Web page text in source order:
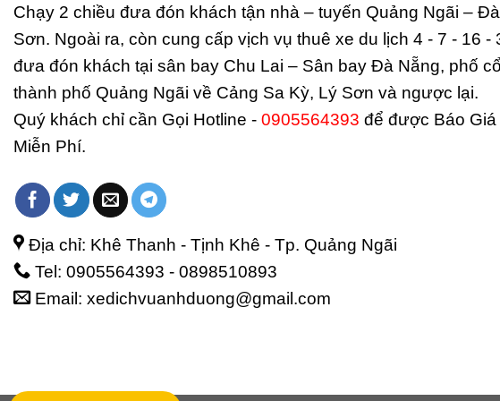
Chạy 2 chiều đưa đón khách tận nhà – tuyến Quảng Ngãi –
Sơn. Ngoài ra, còn cung cấp vịch vụ thuê xe du lịch 4 - 7 - 16 -
đưa đón khách tại sân bay Chu Lai – Sân bay Đà Nẵng, phố
thành phố Quảng Ngãi về Cảng Sa Kỳ, Lý Sơn và ngược lại.
Quý khách chỉ cần Gọi Hotline - 0905564393 để được Báo
Miễn Phí.
Địa chỉ: Khê Thanh - Tịnh Khê - Tp. Quảng Ngãi
Tel: 0905564393 - 0898510893
Email: xedichvuanhduong@gmail.com